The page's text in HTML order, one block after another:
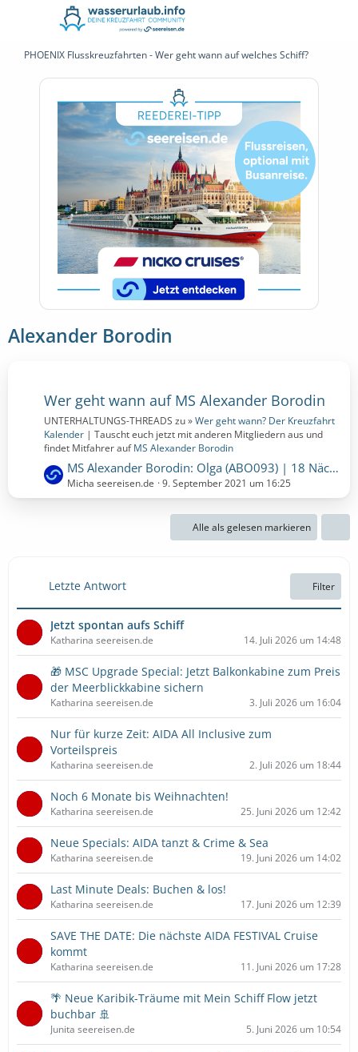
PHOENIX Flusskreuzfahrten - Wer geht wann auf welches Schiff?
Alexander Borodin
Wer geht wann auf MS Alexander Borodin
UNTERHALTUNGS-THREADS zu »Wer geht wann? Der Kreuzfahrt
Kalender | Tauscht euch jetzt mit anderen Mitgliedern aus und
findet Mitfahrer aufMS Alexander Borodin
L
e
t
e
t
g
MS Alexander Borodin: Olga (ABO093) | 18 Nächte | 01.10.2022 bis 19.10.2022 (Samstag, 1. Oktober 2022, 00:00 - Mittwoch, 19. Oktober 2022, 00:00)
Micha seereisen.de 9. September 2021 um 16:25
Alle als gelesen markieren
Letzte Antwort Filter
Jetzt spontan aufs Schiff
Katharina seereisen.de 14. Juli 2026 um 14:48
🎁 MSC Upgrade Special: Jetzt Balkonkabine zum Preis
der Meerblickkabine sichern
Katharina seereisen.de 3. Juli 2026 um 16:04
Nur für kurze Zeit: AIDA All Inclusive zum
Vorteilspreis
Katharina seereisen.de 2. Juli 2026 um 18:44
Noch 6 Monate bis Weihnachten!
Katharina seereisen.de 25. Juni 2026 um 12:42
Neue Specials: AIDA tanzt & Crime & Sea
Katharina seereisen.de 19. Juni 2026 um 14:02
Last Minute Deals: Buchen & los!
Katharina seereisen.de 17. Juni 2026 um 12:39
SAVE THE DATE: Die nächste AIDA FESTIVAL Cruise
kommt
Katharina seereisen.de 11. Juni 2026 um 17:28
🌴 Neue Karibik-Träume mit Mein Schiff Flow jetzt
buchbar 🚢
Junita seereisen.de 5. Juni 2026 um 10:54